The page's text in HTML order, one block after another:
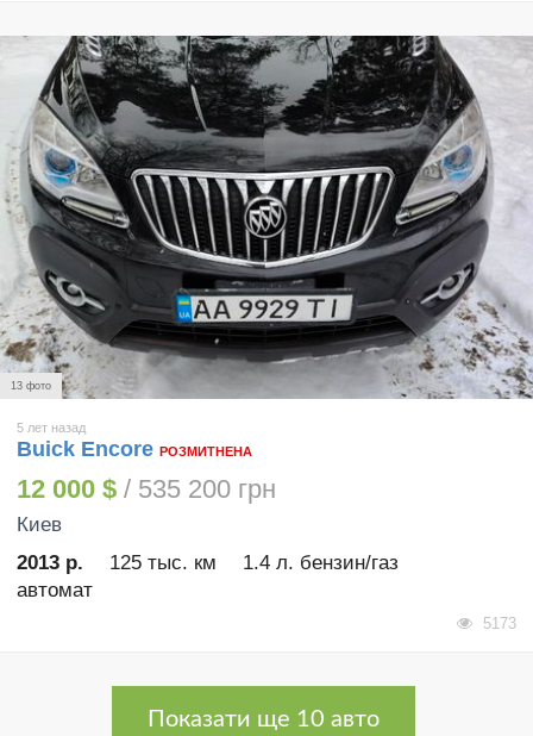
13 фото
5 лет назад
Buick Encore РОЗМИТНЕНА
12 000 $ / 535 200 грн
Киев
2013 р.
125 тыс. км
1.4 л. бензин/газ
автомат
5173
Показати ще 10 авто